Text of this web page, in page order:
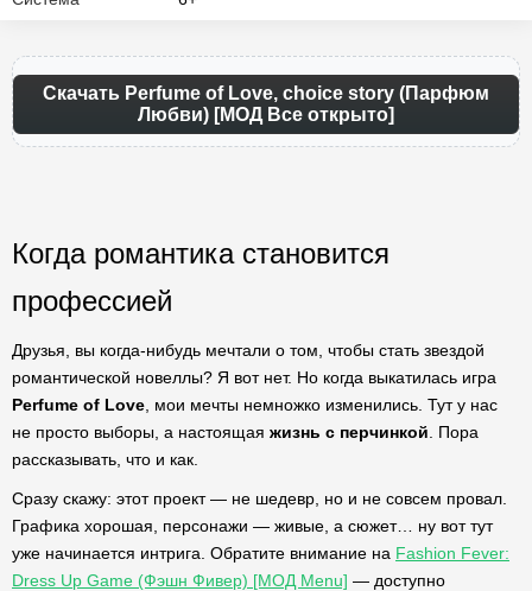
Скачать Perfume of Love, choice story (Парфюм
Любви) [МОД Все открыто]
Когда романтика становится
профессией
Друзья, вы когда-нибудь мечтали о том, чтобы стать звездой
романтической новеллы? Я вот нет. Но когда выкатилась игра
Perfume of Love , мои мечты немножко изменились. Тут у нас
не просто выборы, а настоящая жизнь с перчинкой . Пора
рассказывать, что и как.
Сразу скажу: этот проект — не шедевр, но и не совсем провал.
Графика хорошая, персонажи — живые, а сюжет… ну вот тут
уже начинается интрига. Обратите внимание на Fashion Fever:
Dress Up Game (Фэшн Фивер) [МОД Menu] — доступно